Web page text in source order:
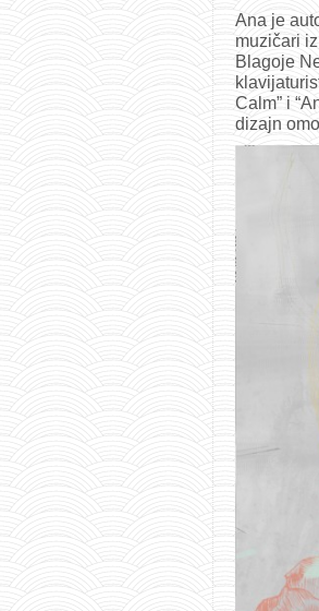
Ana je
muzičari
Blagoje
Calm” i
dizajn